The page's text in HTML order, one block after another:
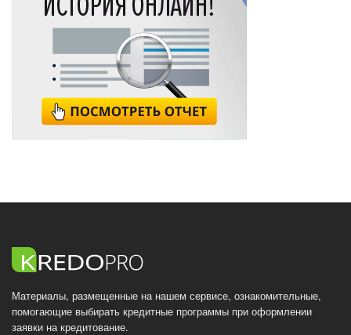
Материалы, размещенные на нашем сервисе, ознакомительные,
помогающие выбирать кредитные программы при оформлении
заявки на кредитование.